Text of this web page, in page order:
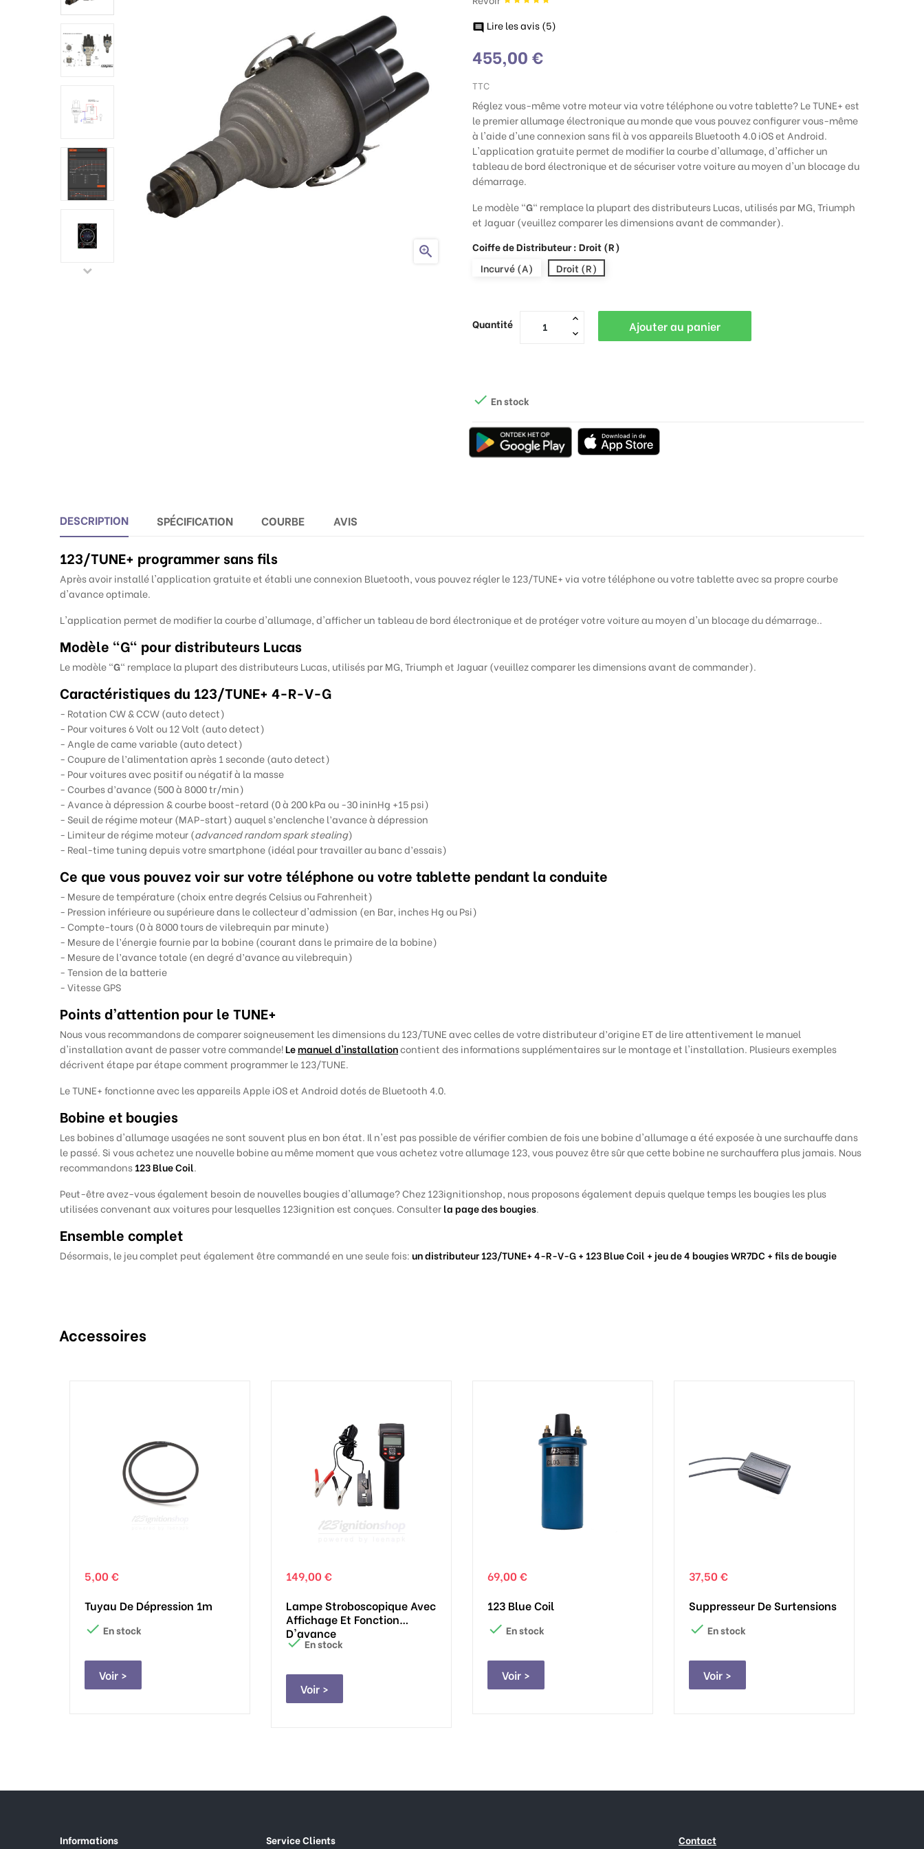

 Lire les avis (5)
455,00 €
TTC
Réglez vous-même votre moteur via votre téléphone ou votre tablette? Le TUNE+ est
le premier allumage électronique au monde que vous pouvez configurer vous-même
à l'aide d'une connexion sans fil à vos appareils Bluetooth 4.0 iOS et Android.
L'application gratuite permet de modifier la courbe d'allumage, d'afficher un
tableau de bord électronique et de sécuriser votre voiture au moyen d'un blocage du
démarrage.
Le modèle "G" remplace la plupart des distributeurs Lucas, utilisés par MG, Triumph
et Jaguar (veuillez comparer les dimensions avant de commander).
Coiffe de Distributeur : Droit (R)
Incurvé (A)
Droit (R)
Quantité Ajouter au panier
 En stock
DESCRIPTION SPÉCIFICATION COURBE AVIS
123/TUNE+ programmer sans fils
Après avoir installé l'application gratuite et établi une connexion Bluetooth, vous pouvez régler le 123/TUNE+ via votre téléphone ou votre tablette avec sa propre courbe
d'avance optimale.
L'application permet de modifier la courbe d'allumage, d'afficher un tableau de bord électronique et de protéger votre voiture au moyen d'un blocage du démarrage..
Modèle "G" pour distributeurs Lucas
Le modèle "G" remplace la plupart des distributeurs Lucas, utilisés par MG, Triumph et Jaguar (veuillez comparer les dimensions avant de commander).
Caractéristiques du 123/TUNE+ 4-R-V-G
- Rotation CW & CCW (auto detect)
- Pour voitures 6 Volt ou 12 Volt (auto detect)
- Angle de came variable (auto detect)
- Coupure de l’alimentation après 1 seconde (auto detect)
- Pour voitures avec positif ou négatif à la masse
- Courbes d’avance (500 à 8000 tr/min)
- Avance à dépression & courbe boost-retard (0 à 200 kPa ou -30 ininHg +15 psi)
- Seuil de régime moteur (MAP-start) auquel s’enclenche l’avance à dépression
- Limiteur de régime moteur (advanced random spark stealing)
- Real-time tuning depuis votre smartphone (idéal pour travailler au banc d’essais)
Ce que vous pouvez voir sur votre téléphone ou votre tablette pendant la conduite
- Mesure de température (choix entre degrés Celsius ou Fahrenheit)
- Pression inférieure ou supérieure dans le collecteur d'admission (en Bar, inches Hg ou Psi)
- Compte-tours (0 à 8000 tours de vilebrequin par minute)
- Mesure de l’énergie fournie par la bobine (courant dans le primaire de la bobine)
- Mesure de l’avance totale (en degré d’avance au vilebrequin)
- Tension de la batterie
- Vitesse GPS
Points d’attention pour le TUNE+
Nousvous recommandons de comparer soigneusement les dimensions du 123/TUNE avec celles de votre distributeur d’origine ET de lire attentivement le manuel
d'installation avant de passer votre commande!Lemanuel d'installationcontient des informations supplémentaires sur le montage et l'installation. Plusieurs exemples
décrivent étape par étape comment programmer le 123/TUNE.
Le TUNE+ fonctionne avec les appareils Apple iOS et Android dotés de Bluetooth 4.0.
Bobine et bougies
Les bobines d'allumage usagées ne sont souvent plus en bon état. Il n'est pas possible de vérifier combien de fois une bobine d'allumage a été exposée à une surchauffe dans
le passé. Si vous achetez une nouvelle bobine au même moment que vous achetez votre allumage 123, vous pouvez être sûr que cette bobine ne surchauffera plus jamais. Nous
recommandons123 Blue Coil.
Peut-être avez-vous également besoin de nouvelles bougies d'allumage? Chez 123ignitionshop, nous proposons également depuis quelque temps les bougies les plus
utilisées convenant aux voitures pour lesquelles 123ignition est conçues. Consulterla page des bougies.
Ensemble complet
Désormais, le jeu complet peut également être commandé en une seule fois:un distributeur 123/TUNE+ 4-R-V-G + 123 Blue Coil + jeu de 4 bougies WR7DC + fils de bougie
Accessoires
5,00 €
Tuyau De Dépression 1m
 En stock
Voir >
149,00 €
Lampe Stroboscopique Avec
Affichage Et Fonction
D'avance
En stock
Voir >
69,00 €
123 Blue Coil
 En stock
Voir >
37,50 €
Suppresseur De Surtensions
 En stock
Voir >
Informations Service Clients Contact